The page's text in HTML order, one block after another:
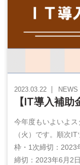
2023.03.22 NEWS
【IT導入補助
今年度もいよいよ
（火）です。順次
枠・1次締切：2023
締切：2023年6月2